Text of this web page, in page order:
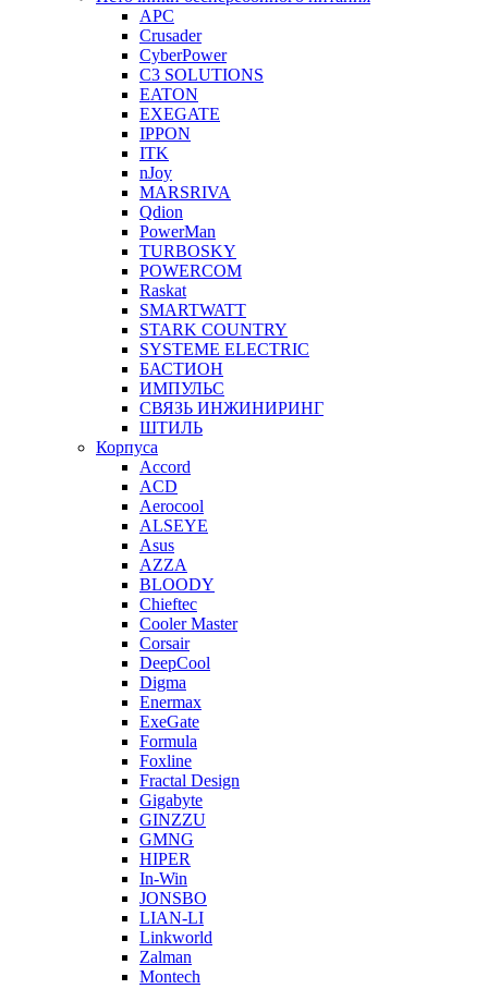
APC
Crusader
CyberPower
C3 SOLUTIONS
EATON
EXEGATE
IPPON
ITK
nJoy
MARSRIVA
Qdion
PowerMan
TURBOSKY
POWERCOM
Raskat
SMARTWATT
STARK COUNTRY
SYSTEME ELECTRIC
БАСТИОН
ИМПУЛЬС
СВЯЗЬ ИНЖИНИРИНГ
ШТИЛЬ
Корпуса
Accord
ACD
Aerocool
ALSEYE
Asus
AZZA
BLOODY
Chieftec
Cooler Master
Corsair
DeepCool
Digma
Enermax
ExeGate
Formula
Foxline
Fractal Design
Gigabyte
GINZZU
GMNG
HIPER
In-Win
JONSBO
LIAN-LI
Linkworld
Zalman
Montech